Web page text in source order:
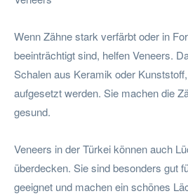
Wenn Zähne stark verfärbt oder in
beeinträchtigt sind, helfen Veneers.
Schalen aus Keramik oder
aufgesetzt werden. Sie machen die
gesund.
Veneers in der Türkei können auch
überdecken. Sie sind besonders gut
geeignet und machen ein schönes